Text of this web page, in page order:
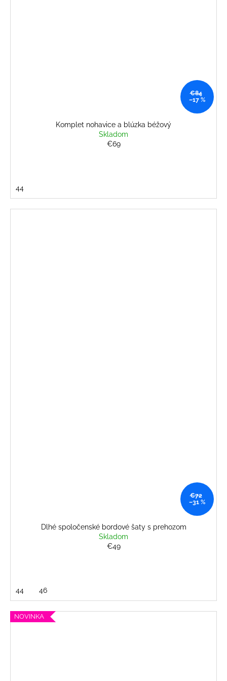
€84
–17 %
Komplet nohavice a blúzka béžový
Skladom
€69
44
€72
–31 %
Dlhé spoločenské bordové šaty s prehozom
Skladom
€49
44 46
NOVINKA